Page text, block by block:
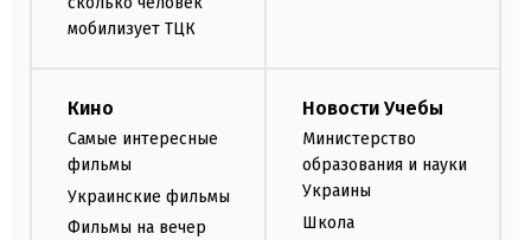
мобилизует ТЦК
Кино
Самые интересные
фильмы
Украинские фильмы
Фильмы на вечер
Новости Учебы
Министерство
образования и науки
Украины
Школа